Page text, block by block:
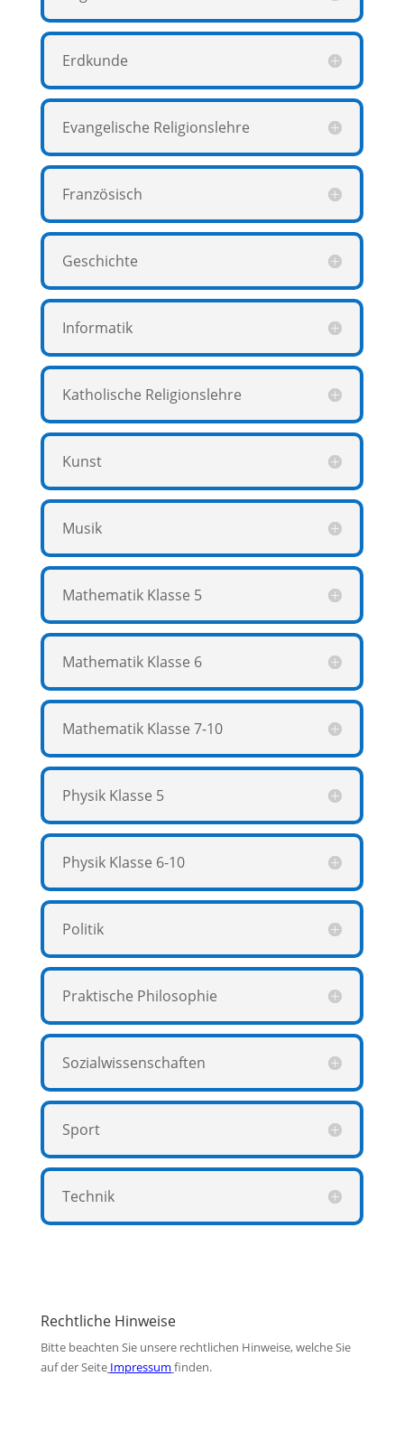
Erdkunde
Evangelische Religionslehre
Französisch
Geschichte
Informatik
Katholische Religionslehre
Kunst
Musik
Mathematik Klasse 5
Mathematik Klasse 6
Mathematik Klasse 7-10
Physik Klasse 5
Physik Klasse 6-10
Politik
Praktische Philosophie
Sozialwissenschaften
Sport
Technik
Rechtliche Hinweise
Bitte beachten Sie unsere rechtlichen Hinweise, welche Sie
auf der Seite Impressum finden.